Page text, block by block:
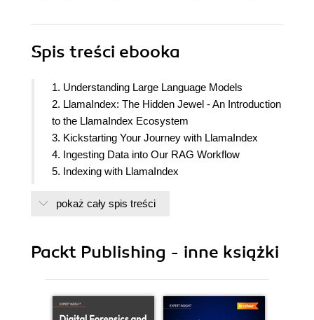
Spis treści ebooka
1. Understanding Large Language Models
2. LlamaIndex: The Hidden Jewel - An Introduction
to the LlamaIndex Ecosystem
3. Kickstarting Your Journey with LlamaIndex
4. Ingesting Data into Our RAG Workflow
5. Indexing with LlamaIndex
7. Querying Our Data, Part 2 – Postprocessing
9. Understanding Basic Agent Architectures
Project
pokaż cały spis treści
Packt Publishing - inne książki